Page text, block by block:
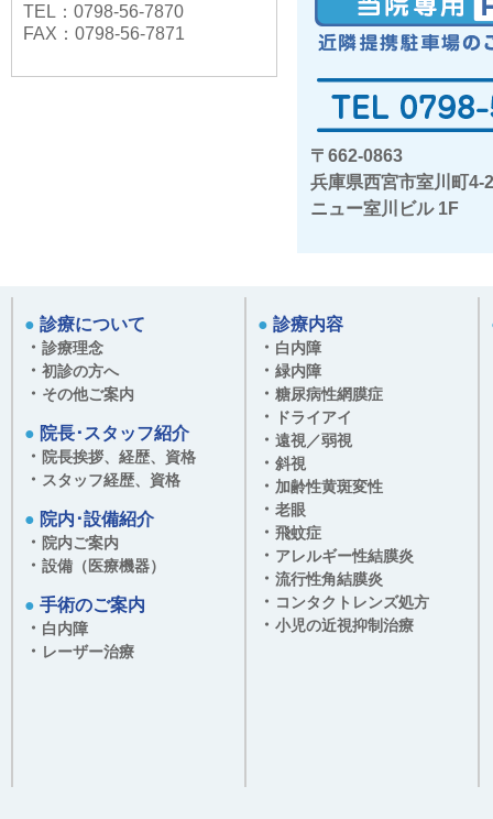
TEL：0798-56-7870
FAX：0798-56-7871
ゴールデ
本年度の4
ールデン
ていただ
とさせて
2025年11
西宮もク
さて12月
当院での
説明させ
す。
2025年09
当院での
〒662-0863
兵庫県西宮市室川町4-
ニュー室川ビル 1F
● 診療について
・ 診療理念
・ 初診の方へ
・ その他ご案内
● 院長･スタッフ紹介
・ 院長挨拶、経歴、資格
・ スタッフ経歴、資格
● 院内･設備紹介
・ 院内ご案内
・ 設備（医療機器）
● 手術のご案内
・ 白内障
・ レーザー治療
● 診療内容
・ 白内障
・ 緑内障
・ 糖尿病性網膜症
・ ドライアイ
・ 遠視／弱視
・ 斜視
・ 加齢性黄斑変性
・ 老眼
・ 飛蚊症
・ アレルギー性結膜炎
・ 流行性角結膜炎
・ コンタクトレンズ処方
・ 小児の近視抑制治療